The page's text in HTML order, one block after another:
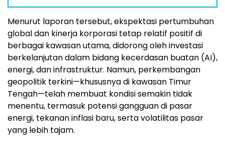
Menurut laporan tersebut, ekspektasi pertumbuhan
global dan kinerja korporasi tetap relatif positif di
berbagai kawasan utama, didorong oleh investasi
berkelanjutan dalam bidang kecerdasan buatan (AI),
energi, dan infrastruktur. Namun, perkembangan
geopolitik terkini—khususnya di kawasan Timur
Tengah—telah membuat kondisi semakin tidak
menentu, termasuk potensi gangguan di pasar
energi, tekanan inflasi baru, serta volatilitas pasar
yang lebih tajam.